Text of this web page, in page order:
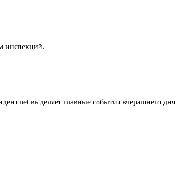
инспекций.
выделяет главные события вчерашнего дня.